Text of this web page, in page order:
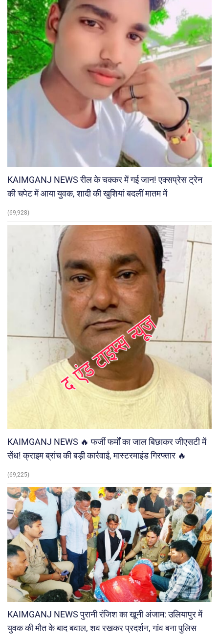
KAIMGANJ NEWS रील के चक्कर में गई जान! एक्सप्रेस ट्रेन
की चपेट में आया युवक, शादी की खुशियां बदलीं मातम में
(69,928)
KAIMGANJ NEWS 🔥 फर्जी फर्मों का जाल बिछाकर जीएसटी में
सेंध! क्राइम ब्रांच की बड़ी कार्रवाई, मास्टरमाइंड गिरफ्तार 🔥
(69,225)
KAIMGANJ NEWS पुरानी रंजिश का खूनी अंजाम: उलियापुर में
युवक की मौत के बाद बवाल, शव रखकर प्रदर्शन, गांव बना पुलिस